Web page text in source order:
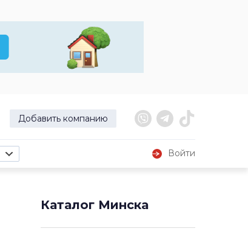
Добавить компанию
Войти
Каталог Минска